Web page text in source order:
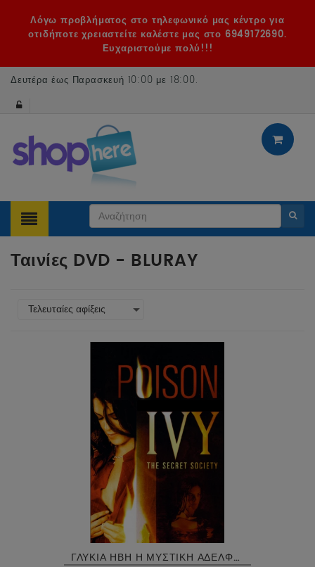
Λόγω προβλήματος στο τηλεφωνικό μας κέντρο για
οτιδήποτε χρειαστείτε καλέστε μας στο 6949172690.
Ευχαριστούμε πολύ!!!
Δευτέρα έως Παρασκευή 10:00 με 18:00.
Ταινίες DVD - BLURAY
ΓΛΥΚΙΑ ΗΒΗ Η ΜΥΣΤΙΚΗ ΑΔΕΛΦΟΤΗΤΑ - POISON IVY 4 THE SECRET SOCIETY DVD USED